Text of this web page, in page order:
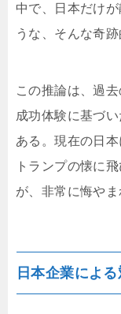
中で、日本だけ
うな、そんな奇
この推論は、過
成功体験に基づ
ある。現在の日
トランプの懐に
が、非常に悔やま
日本企業によ